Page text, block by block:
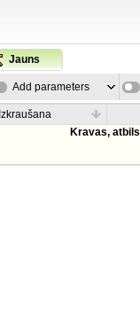
Jauns
Add parameters
Izkraušana
Kravas,